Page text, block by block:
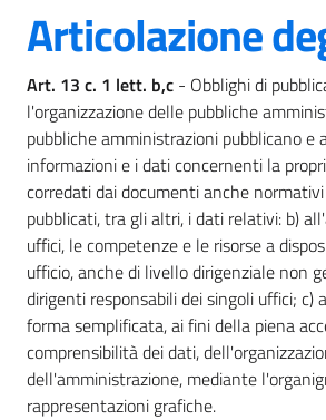
Articolazione
Art. 13 c. 1 lett. b,c - Obblighi di
l'organizzazione delle pubbliche
pubbliche amministrazioni pubblicano e
informazioni e i dati concernenti la
corredati dai documenti anche
pubblicati, tra gli altri, i dati relativi: b)
uffici, le competenze e le risorse a
ufficio, anche di livello dirigenziale non
dirigenti responsabili dei singoli uffici; c)
forma semplificata, ai fini della piena
comprensibilità dei dati,
dell'amministrazione, mediante
rappresentazioni grafiche.